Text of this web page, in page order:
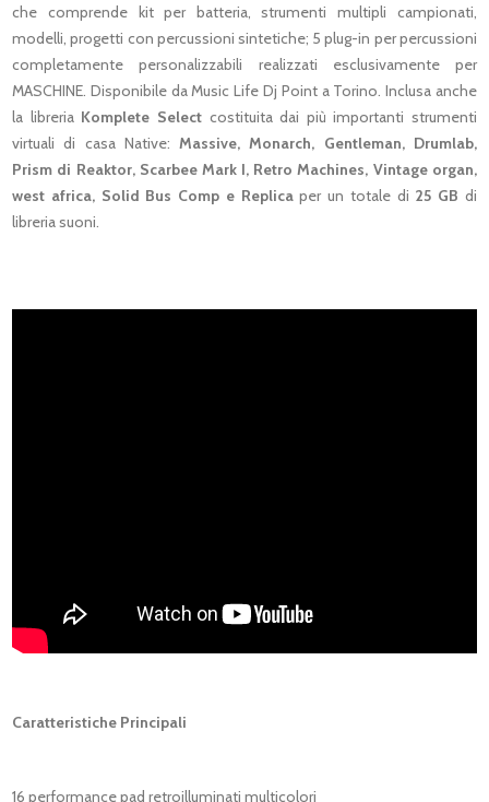
che comprende kit per batteria, strumenti multipli campionati,
modelli, progetti con percussioni sintetiche; 5 plug-in per percussioni
completamente personalizzabili realizzati esclusivamente per
MASCHINE. Disponibile da Music Life Dj Point a Torino. Inclusa anche
la libreria Komplete Selectcostituita dai più importanti strumenti
virtuali di casa Native:Massive, Monarch, Gentleman, Drumlab,
Prism di Reaktor, Scarbee Mark I, Retro Machines, Vintage organ,
west africa, Solid Bus Comp e Replicaper un totale di 25 GB di
libreria suoni.
Caratteristiche Principali
16 performance pad retroilluminati multicolori